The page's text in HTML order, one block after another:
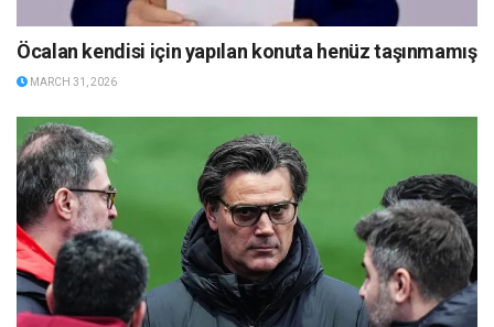
Öcalan kendisi için yapılan konuta henüz taşınmamış
MARCH 31, 2026